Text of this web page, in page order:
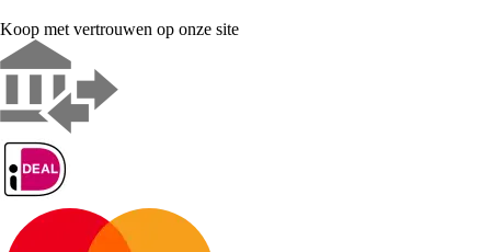
Koop met vertrouwen op onze site